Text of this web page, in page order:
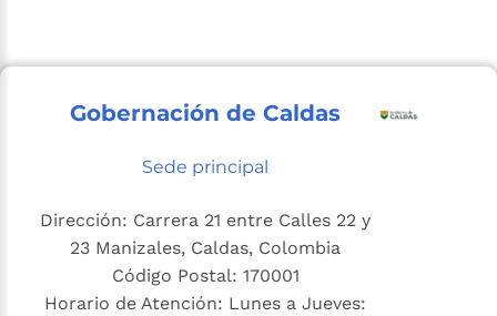
Gobernación de Caldas
Sede principal
Dirección: Carrera 21 entre Calles 22 y
23 Manizales, Caldas, Colombia
Código Postal: 170001
Horario de Atención: Lunes a Jueves: